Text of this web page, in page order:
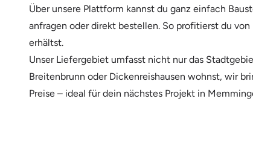
Über unsere Plattform kannst du ganz einfach
anfragen oder direkt bestellen. So profitierst du
erhältst.
Unser Liefergebiet umfasst nicht nur das
Breitenbrunn oder Dickenreishausen wohnst, wir
Preise – ideal für dein nächstes Projekt in